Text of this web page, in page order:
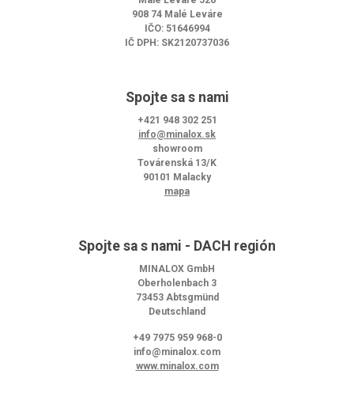
908 74 Malé Leváre
IČO: 51646994
IČ DPH: SK2120737036
Spojte sa s nami
+421 948 302 251
info@minalox.sk
showroom
Továrenská 13/K
90101 Malacky
mapa
Spojte sa s nami - DACH región
MINALOX GmbH
Oberholenbach 3
73453 Abtsgmünd
Deutschland
+49 7975 959 968-0
info@minalox.com
www.minalox.com